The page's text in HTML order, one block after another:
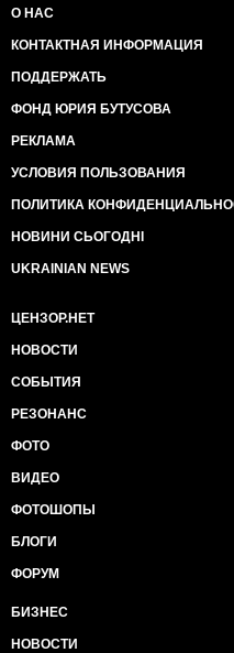
О НАС
КОНТАКТНАЯ ИНФОРМАЦИЯ
ПОДДЕРЖАТЬ
ФОНД ЮРИЯ БУТУСОВА
РЕКЛАМА
УСЛОВИЯ ПОЛЬЗОВАНИЯ
ПОЛИТИКА
НОВИНИ СЬОГОДНІ
UKRAINIAN NEWS
ЦЕНЗОР.НЕТ
НОВОСТИ
СОБЫТИЯ
РЕЗОНАНС
ФОТО
ВИДЕО
ФОТОШОПЫ
БЛОГИ
ФОРУМ
БИЗНЕС
НОВОСТИ